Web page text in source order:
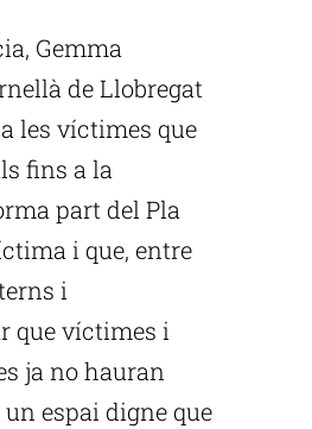
Gemma
de Llobregat
les víctimes que
fins a la
part del Pla
i que, entre
i
que víctimes i
ja no hauran
espai digne que